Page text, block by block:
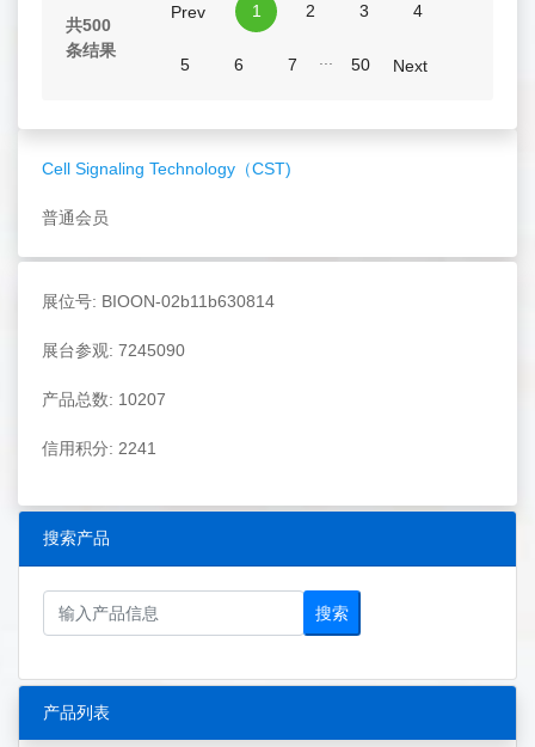
Cell Signaling Technology（CST)
普通会员
展位号: BIOON-02b11b630814
展台参观: 7245090
产品总数: 10207
信用积分: 2241
搜索产品
搜索
产品列表
共500
条结果
Prev 1 2 3 4
5 6 7 50 Next